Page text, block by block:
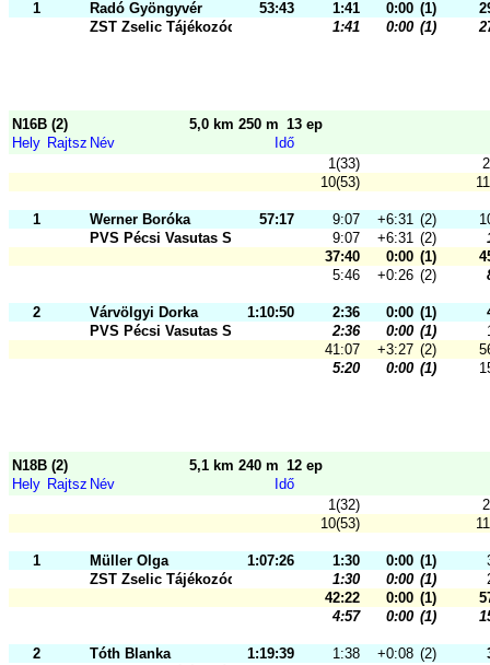
1 Radó Gyöngyvér 53:43 1:41 0:00 (1)
ZST Zselic Tájékozódási Futó és Sz 1:41 0:00 (1)
N16B (2) 5,0 km 250 m 13 ep
Hely Rajtsz Név
Idő
1(33)
10(53)
1 Werner Boróka 57:17 9:07 +6:31 (2)
PVS Pécsi Vasutas Sportkör
9:07 +6:31 (2)
37:40
0:00 (1)
5:46
+0:26 (2)
2 Várvölgyi Dorka 1:10:50 2:36 0:00 (1)
PVS Pécsi Vasutas Sportkör
2:36 0:00 (1)
41:07
+3:27 (2)
5:20
0:00 (1)
N18B (2) 5,1 km 240 m 12 ep
Hely Rajtsz Név
Idő
1(32)
10(53)
1 Müller Olga 1:07:26 1:30 0:00 (1)
ZST Zselic Tájékozódási Futó és Sz 1:30 0:00 (1)
42:22
0:00 (1)
4:57
0:00 (1)
2 Tóth Blanka 1:19:39 1:38 +0:08 (2)